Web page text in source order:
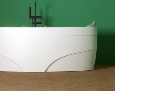
وان جزیره پارمیس